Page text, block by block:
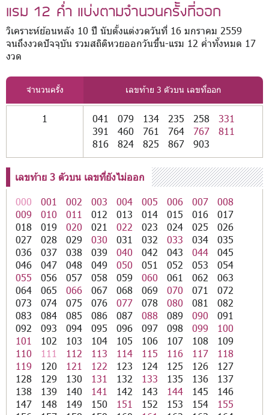
แรม 12 ค่ำ แบ่งตามจำนวนครั้งที่ออก
วิเคราะห์ย้อนหลัง 10 ปี นับตั้งแต่งวดวันที่ 16 มกราคม 2559
จนถึงงวดปัจจุบัน รวมสถิติหวยออกวันขึ้น-แรม 12 ค่ำทั้งหมด 17
งวด
จำนวนครั้ง เลขท้าย 3 ตัวบน เลขที่ออก
1 041 079 134 235 258
331
391
460 761 764 767
811
816
824 825 867 903
เลขท้าย 3 ตัวบน เลขที่ยังไม่ออก
000
001 002 003 004 005 006 007
008
009
010 011 012 013 014 015 016
017
018
019 020 021 022 023 024 025
026
027
028 029 030 031 032 033 034
035
036
037 038 039 040 042 043 044
045
046
047 048 049 050 051 052 053
054
055
056 057 058 059 060 061 062
063
064
065 066 067 068 069 070 071
072
073
074 075 076 077 078 080 081
082
083
084 085 086 087 088 089 090
091
092
093 094 095 096 097 098 099
100
101
102 103 104 105 106 107 108
109
110
111 112 113 114 115 116 117
118
119
120 121 122 123 124 125 126
127
128
129 130 131 132 133 135 136
137
138
139 140 141 142 143 144 145
146
147
148 149 150 151 152 153 154
155